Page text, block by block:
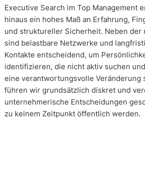
Executive Search im Top Management
hinaus ein hohes Maß an Erfahrung,
und struktureller Sicherheit. Neben der
sind belastbare Netzwerke und
Kontakte entscheidend, um
identifizieren, die nicht aktiv suchen
eine verantwortungsvolle Veränderung
führen wir grundsätzlich diskret und
unternehmerische Entscheidungen
zu keinem Zeitpunkt öffentlich werden.